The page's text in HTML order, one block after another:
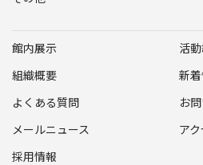
館内展示
活
組織概要
新
よくある質問
お
メールニュース
ア
採用情報